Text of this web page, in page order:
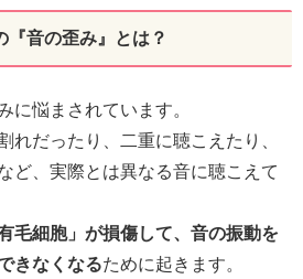
『音の歪み』とは？
に悩まされています。
れだったり、二重に聴こえたり、
ど、実際とは異なる音に聴こえて
毛細胞」が損傷して、音の振動を
きなくなるために起きます。